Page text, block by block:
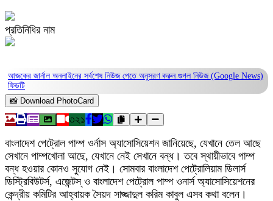
প্রতিনিধির নাম
আজকের জার্নাল অনলাইনের সর্বশেষ নিউজ পেতে অনুসরণ করুন গুগল নিউজ (Google News)
ফিডটি
📸 Download PhotoCard
৩২১
বাংলাদেশ পেট্রোল পাম্প ওর্নাস অ্যাসোসিয়েশন জানিয়েছে, যেখানে তেল আছে
সেখানে পাম্পখোলা আছে, যেখানে নেই সেখানে বন্ধ। তবে স্থায়ীভাবে পাম্প
বন্ধ হওয়ার কোনও সুযোগ নেই। সোমবার বাংলাদেশ পেট্রোলিয়াম ডিলার্স
ডিস্ট্রিবিউটর্স, এজেন্টস্ ও বাংলাদেশ পেট্রোল পাম্প ওনার্স অ্যাসোসিয়েশনের
কেন্দ্রীয় কমিটির আহ্বায়ক সৈয়দ সাজ্জাদুল করিম কাবুল এসব কথা বলেন।